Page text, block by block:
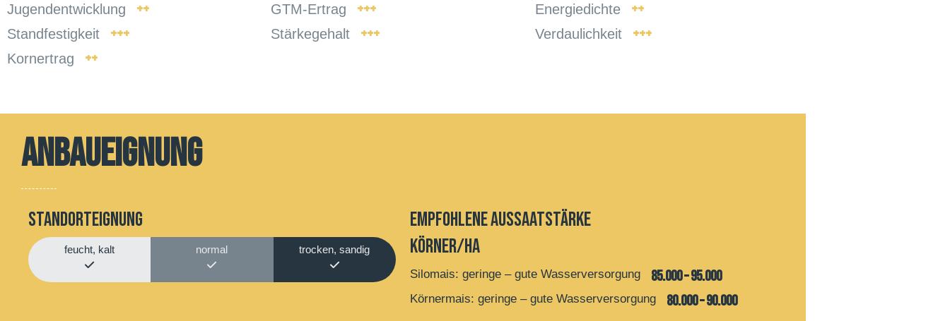
Jugendentwicklung ++ GTM-Ertrag +++ Energiedichte ++
Standfestigkeit +++ Stärkegehalt +++ Verdaulichkeit +++
Kornertrag ++
Anbaueignung
Standorteignung
feucht, kalt normal trocken, sandig
Empfohlene Aussaatstärke
Körner/ha
Silomais: geringe – gute Wasserversorgung 85.000 – 95.000
Körnermais: geringe – gute Wasserversorgung 80.000 – 90.000